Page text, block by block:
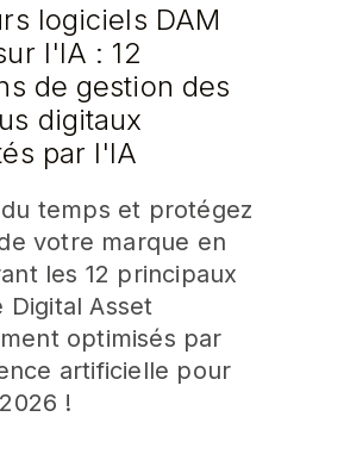
logiciels DAM
l'IA : 12
de gestion des
digitaux
par l'IA
temps et protégez
votre marque en
les 12 principaux
Digital Asset
optimisés par
artificielle pour
!